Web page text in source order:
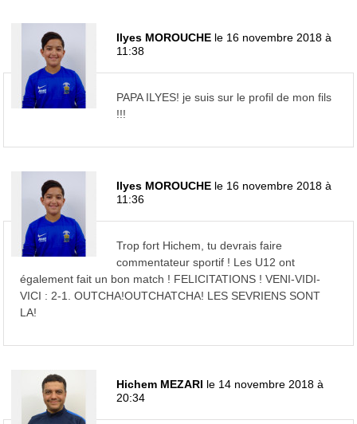
Ilyes MOROUCHE le 16 novembre 2018 à
11:38
PAPA ILYES! je suis sur le profil de mon fils
!!!
Ilyes MOROUCHE le 16 novembre 2018 à
11:36
Trop fort Hichem, tu devrais faire
commentateur sportif ! Les U12 ont
également fait un bon match ! FELICITATIONS ! VENI-VIDI-
VICI : 2-1. OUTCHA!OUTCHATCHA! LES SEVRIENS SONT
LA!
Hichem MEZARI le 14 novembre 2018 à
20:34